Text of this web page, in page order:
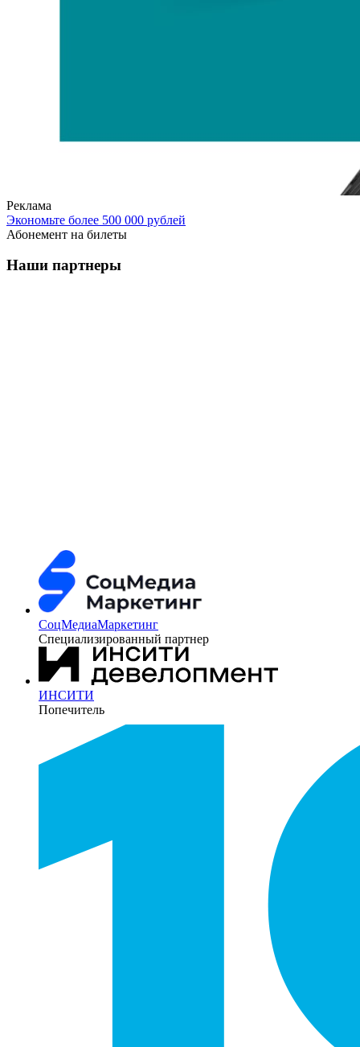
Реклама
Экономьте более 500 000 рублей
Абонемент на билеты
Наши партнеры
СоцМедиаМаркетинг
Специализированный партнер
ИНСИТИ
Попечитель